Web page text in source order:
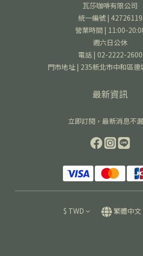
瓦莎咖啡有限公司
統一編號 | 42726119
營業時間 | 11:00-
週六日公休
電話 | 02-2222-2600
門市地址 | 235新北市中和區連
最新資訊
立即訂閱，最新消息不
$ TWD 繁體中文